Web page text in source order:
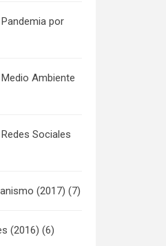
por
Ambiente
Sociales
(2017) (7)
(2016) (6)